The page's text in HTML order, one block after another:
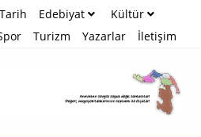
Tarih Edebiyat
Kültür
Turizm Yazarlar İletişim